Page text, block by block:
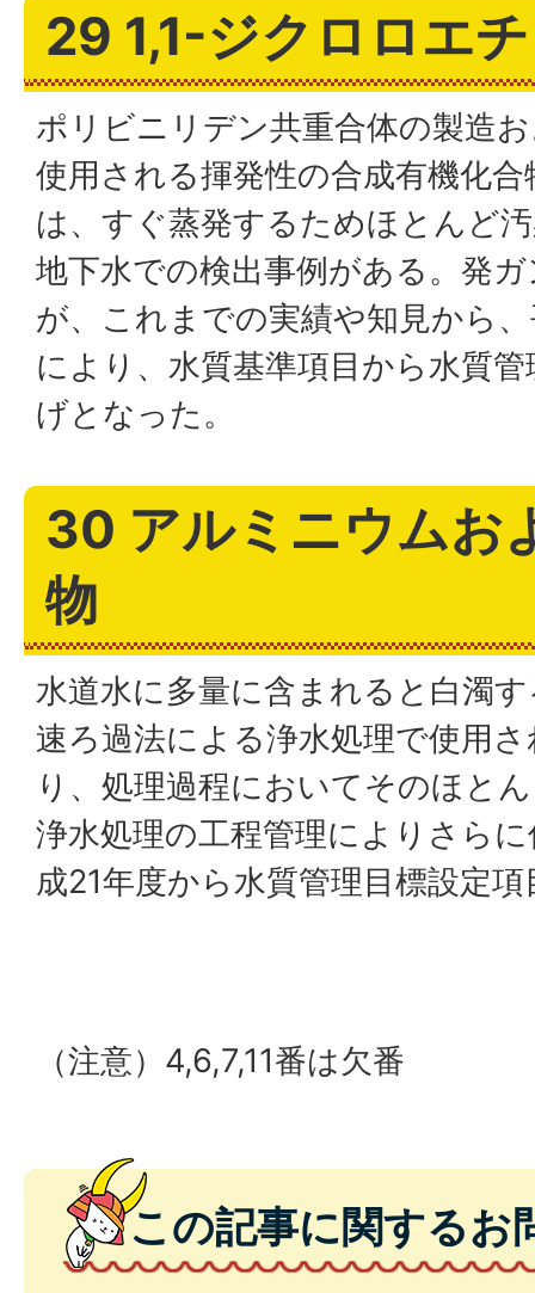
29 1,1-ジクロロエ
ポリビニリデン共重合体の製造
使用される揮発性の合成有機化
は、すぐ蒸発するためほとんど
地下水での検出事例がある。発
が、これまでの実績や知見から
により、水質基準項目から水質
げとなった。
30 アルミニウムお
物
水道水に多量に含まれると白濁
速ろ過法による浄水処理で使用
り、処理過程においてそのほと
浄水処理の工程管理によりさら
成21年度から水質管理目標設定
（注意）4,6,7,11番は欠番
この記事に関するお